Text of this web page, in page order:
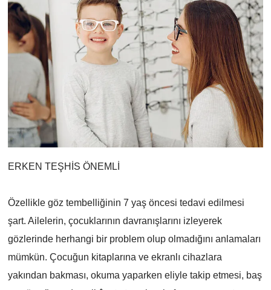
ERKEN TEŞHİS ÖNEMLİ
Özellikle göz tembelliğinin 7 yaş öncesi tedavi edilmesi
şart. Ailelerin, çocuklarının davranışlarını izleyerek
gözlerinde herhangi bir problem olup olmadığını anlamaları
mümkün. Çocuğun kitaplarına ve ekranlı cihazlara
yakından bakması, okuma yaparken eliyle takip etmesi, baş